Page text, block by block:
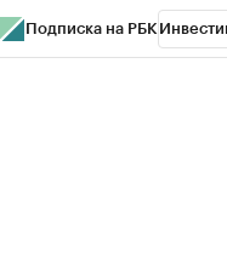
Подписка на РБК